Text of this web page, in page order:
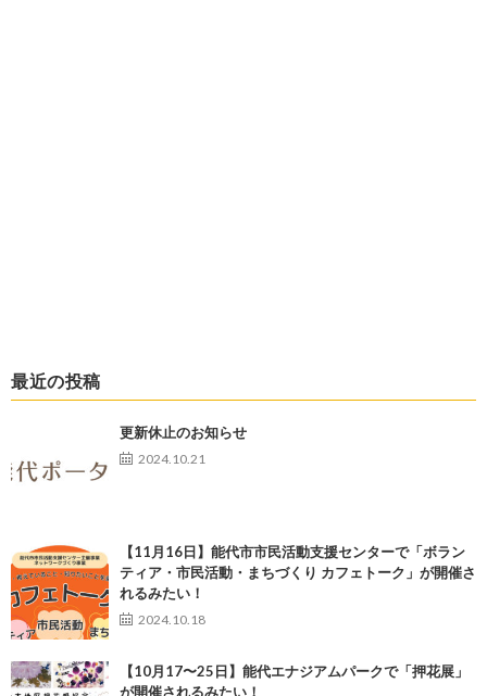
最近の投稿
更新休止のお知らせ
2024.10.21
【11月16日】能代市市民活動支援センターで「ボラン
ティア・市民活動・まちづくり カフェトーク」が開催さ
れるみたい！
2024.10.18
【10月17〜25日】能代エナジアムパークで「押花展」
が開催されるみたい！